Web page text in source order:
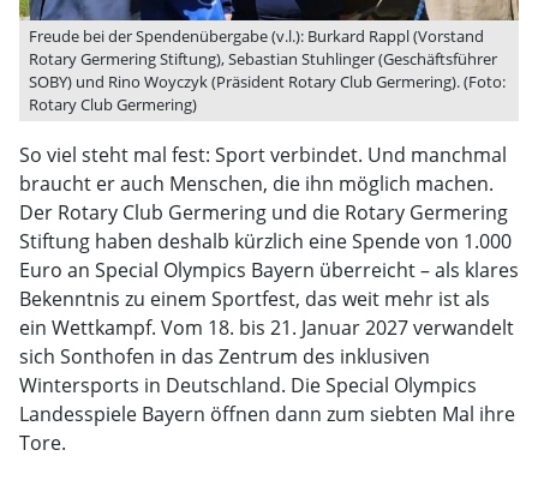
Freude bei der Spendenübergabe (v.l.): Burkard Rappl (Vorstand
Rotary Germering Stiftung), Sebastian Stuhlinger (Geschäftsführer
SOBY) und Rino Woyczyk (Präsident Rotary Club Germering). (Foto:
Rotary Club Germering)
So viel steht mal fest: Sport verbindet. Und manchmal
braucht er auch Menschen, die ihn möglich machen.
Der Rotary Club Germering und die Rotary Germering
Stiftung haben deshalb kürzlich eine Spende von 1.000
Euro an Special Olympics Bayern überreicht – als klares
Bekenntnis zu einem Sportfest, das weit mehr ist als
ein Wettkampf. Vom 18. bis 21. Januar 2027 verwandelt
sich Sonthofen in das Zentrum des inklusiven
Wintersports in Deutschland. Die Special Olympics
Landesspiele Bayern öffnen dann zum siebten Mal ihre
Tore.